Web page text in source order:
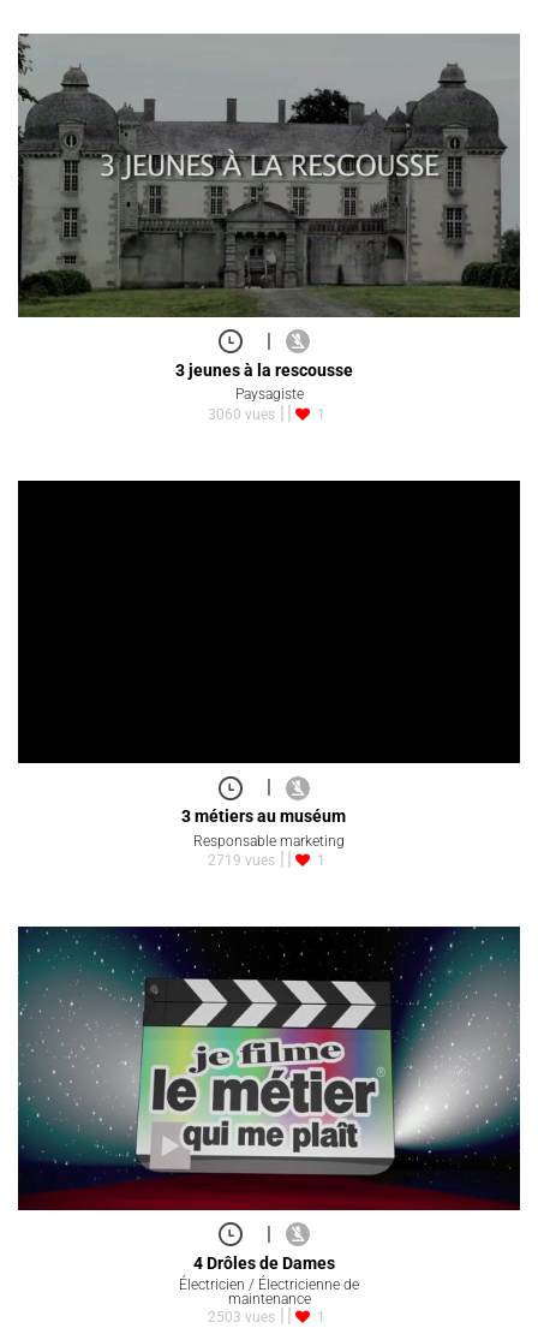
|
3 jeunes à la rescousse
Paysagiste
3060 vues
1
|
3 métiers au muséum
Responsable marketing
2719 vues
1
|
4 Drôles de Dames
Électricien / Électricienne de
maintenance
2503 vues
1